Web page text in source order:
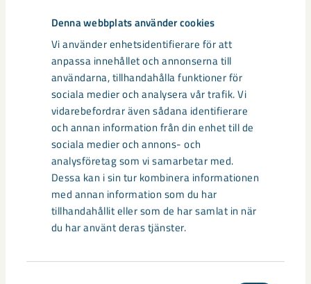
Denna webbplats använder cookies
Vi använder enhetsidentifierare för att
anpassa innehållet och annonserna till
användarna, tillhandahålla funktioner för
sociala medier och analysera vår trafik. Vi
vidarebefordrar även sådana identifierare
och annan information från din enhet till de
sociala medier och annons- och
analysföretag som vi samarbetar med.
Dessa kan i sin tur kombinera informationen
med annan information som du har
tillhandahållit eller som de har samlat in när
du har använt deras tjänster.
Relaterat innehåll